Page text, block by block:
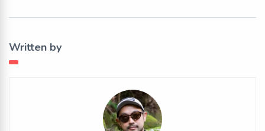
Written by